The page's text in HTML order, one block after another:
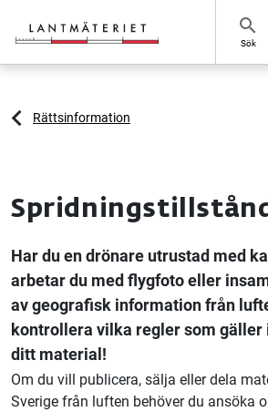
search
Sök
Rättsinformation
Har du en drönare utrustad med
arbetar du med flygfoto eller
av geografisk information från
kontrollera vilka regler som gäller
ditt material!
Om du vill publicera, sälja eller dela
Sverige från luften behöver du ansöka